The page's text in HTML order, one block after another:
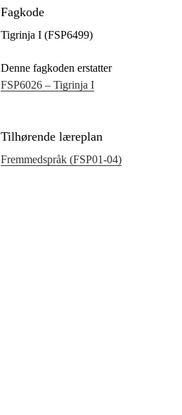
Fagkode
Tigrinja I (FSP6499)
Denne fagkoden erstatter
FSP6026 – Tigrinja I
Tilhørende læreplan
Fremmedspråk (FSP01‑04)